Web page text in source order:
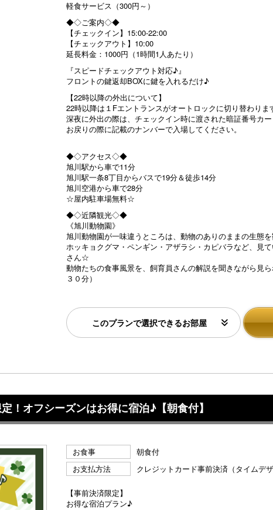
軽食サービス（300円～）
◆◇ご案内◇◆
【チェックイン】15:00-22:00
【チェックアウト】10:00
延長料金：1000円（1時間1人あたり）
『スピードチェックアウト対応♪』
フロントの鍵返却BOXに鍵を入れるだけ♪
【22時以降の外出について】
22時以降は１Fエントランスがオートロックに切り替わりま
深夜に外出の際は、チェックイン時に渡された暗証番号カー
お戻りの際に記載のナンバーで入場してください。
◆◇アクセス◇◆
旭川駅から車で11分
旭川駅一条8丁目からバスで19分＆徒歩14分
旭川空港から車で28分
☆屋内駐車場無料☆
◆◇近隣観光◇◆
《旭川動物園》
旭川動物園が一味違うところは、動物のありのままの生態
ホッキョクグマ・ペンギン・アザラシ・カピバラなど、見
さん☆
動物たちの食事風景を、飼育員さんの解説を聞きながら見
３０分）
このプランで選択できるお部屋
！オフシーズンはお得に宿泊♪【朝食付】
お食事
朝食付
お支払方法
クレジットカード事前決済（タイムデ
【事前決済限定】
お得な宿泊プラン♪